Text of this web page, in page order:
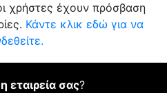
χρήστες έχουν πρόσβαση
Κάντε κλικ εδώ για να
εταιρεία σας?